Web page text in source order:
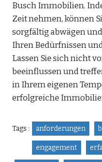
Busch Immobilien.
Zeit nehmen, können
sorgfältig abwägen
Ihren Bedürfnissen
Lassen Sie sich nicht
beeinflussen und
in Ihrem eigenen
erfolgreiche
Tags : anforderungen
engagement